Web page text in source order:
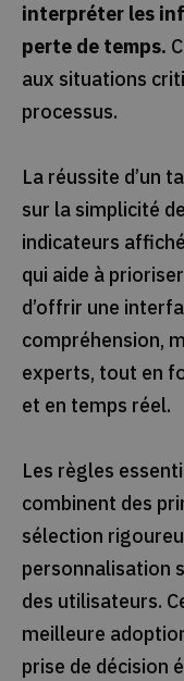
interpréter les
perte de temps.
aux situations
processus.
La réussite d’un
sur la simplicité
indicateurs
qui aide à
d’offrir une
compréhension,
experts, tout en
et en temps réel.
Les règles
combinent des
sélection
personnalisation
des utilisateurs.
meilleure
prise de décision